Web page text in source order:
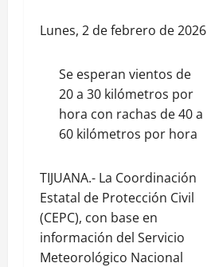
Lunes, 2 de febrero de 2026
Se esperan vientos de
20 a 30 kilómetros por
hora con rachas de 40 a
60 kilómetros por hora
TIJUANA.- La Coordinación
Estatal de Protección Civil
(CEPC), con base en
información del Servicio
Meteorológico Nacional